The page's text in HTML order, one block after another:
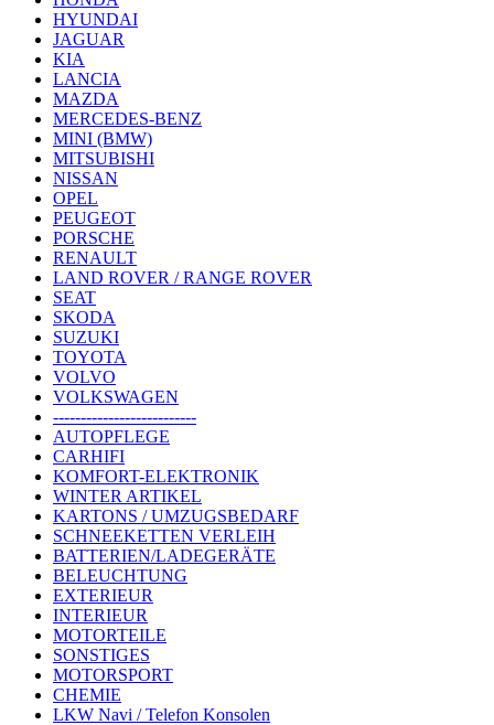
HYUNDAI
JAGUAR
KIA
LANCIA
MAZDA
MERCEDES-BENZ
MINI (BMW)
MITSUBISHI
NISSAN
OPEL
PEUGEOT
PORSCHE
RENAULT
LAND ROVER / RANGE ROVER
SEAT
SKODA
SUZUKI
TOYOTA
VOLVO
VOLKSWAGEN
--------------------------
AUTOPFLEGE
CARHIFI
KOMFORT-ELEKTRONIK
WINTER ARTIKEL
KARTONS / UMZUGSBEDARF
SCHNEEKETTEN VERLEIH
BATTERIEN/LADEGERÄTE
BELEUCHTUNG
EXTERIEUR
INTERIEUR
MOTORTEILE
SONSTIGES
MOTORSPORT
CHEMIE
LKW Navi / Telefon Konsolen